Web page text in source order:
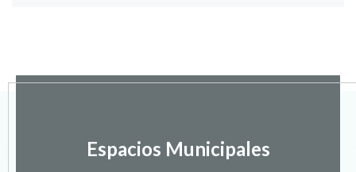
Espacios Municipales